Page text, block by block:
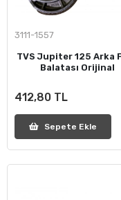
3111-1557
TVS Jupiter 125 Arka
Balatası Orijinal
412,80 TL
Sepete Ekle